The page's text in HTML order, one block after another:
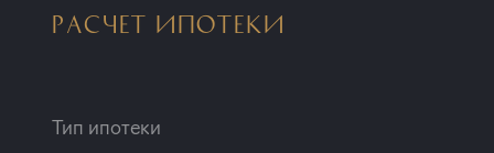
РАСЧЕТ ИПОТЕКИ
Тип ипотеки